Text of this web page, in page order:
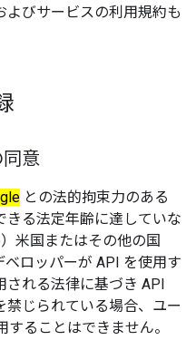
びサービスの利用規約も
意
との法的拘束力のある
きる法定年齢に達していな
米国またはその他の国
ベロッパーが API を使用す
される法律に基づき API
禁じられている場合、ユー
ることはできません。